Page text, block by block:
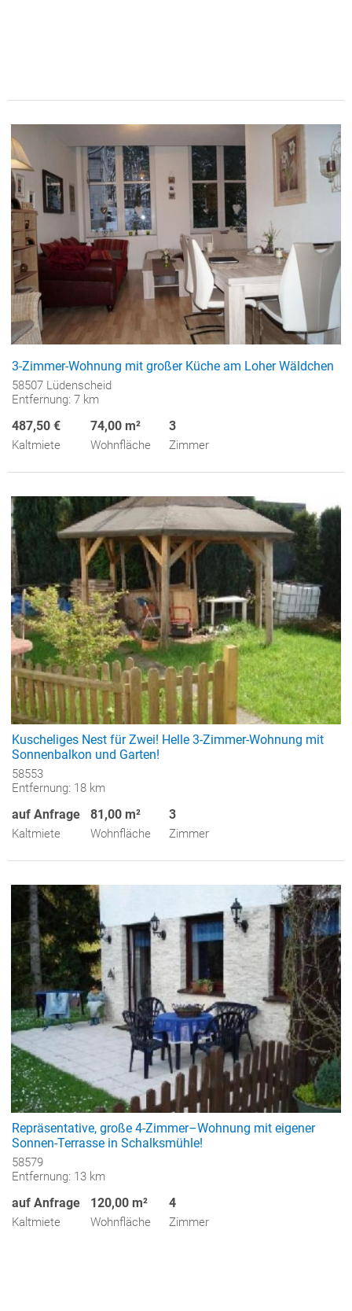
3-Zimmer-Wohnung mit großer Küche am Loher Wäldchen
58507 Lüdenscheid
Entfernung: 7 km
487,50 €
Kaltmiete
74,00 m²
Wohnfläche
3
Zimmer
Kuscheliges Nest für Zwei! Helle 3-Zimmer-Wohnung mit
Sonnenbalkon und Garten!
58553
Entfernung: 18 km
auf Anfrage
Kaltmiete
81,00 m²
Wohnfläche
3
Zimmer
Repräsentative, große 4-Zimmer–Wohnung mit eigener
Sonnen-Terrasse in Schalksmühle!
58579
Entfernung: 13 km
auf Anfrage
Kaltmiete
120,00 m²
Wohnfläche
4
Zimmer